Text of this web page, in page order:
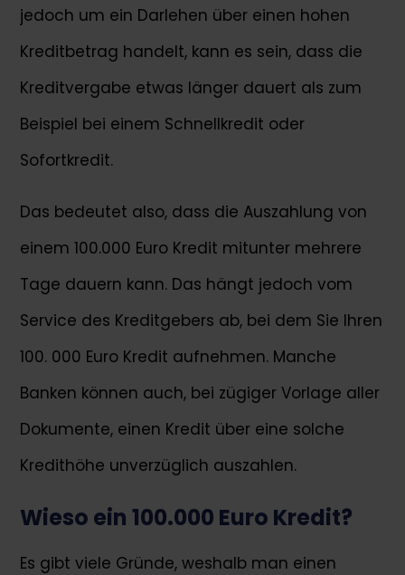
jedoch um ein Darlehen über einen hohen
Kreditbetrag handelt, kann es sein, dass die
Kreditvergabe etwas länger dauert als zum
Beispiel bei einem Schnellkredit oder
Sofortkredit.
Das bedeutet also, dass die Auszahlung von
einem 100.000 Euro Kredit mitunter mehrere
Tage dauern kann. Das hängt jedoch vom
Service des Kreditgebers ab, bei dem Sie Ihren
100. 000 Euro Kredit aufnehmen. Manche
Banken können auch, bei zügiger Vorlage aller
Dokumente, einen Kredit über eine solche
Kredithöhe unverzüglich auszahlen.
Wieso ein 100.000 Euro Kredit?
Es gibt viele Gründe, weshalb man einen